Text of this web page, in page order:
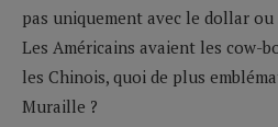
pas uniquement avec le dollar
Les Américains avaient les cow-
les Chinois, quoi de plus
Muraille ?